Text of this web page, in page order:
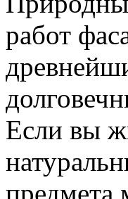
работ
Если вы
предмета